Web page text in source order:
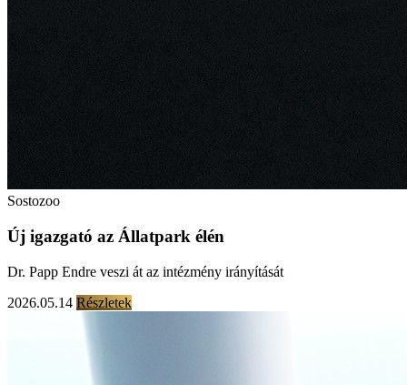
Sostozoo
Új igazgató az Állatpark élén
Dr. Papp Endre veszi át az intézmény irányítását
2026.05.14 Részletek